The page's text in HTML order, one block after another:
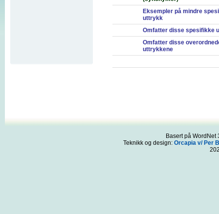
Eksempler på mindre
uttrykk
Omfatter disse spesifikke
Omfatter disse
uttrykkene
Basert på
Teknikk og design: Orcapia v/ Per